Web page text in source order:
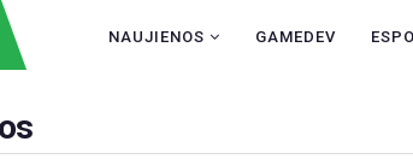
NAUJIENOS GAMEDEV
NAUJIENOS